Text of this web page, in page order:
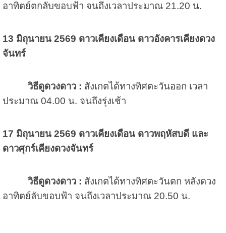
อาทิตย์ตกลับขอบฟ้า จนถึงเวลาประมาณ 21.20 น.
13 มิถุนายน 2569 ดาวเคียงเดือน ดาวอังคารเคียงดวง
จันทร์
วิธีดูดวงดาว : สังเกตได้ทางทิศตะวันออก เวลา
ประมาณ 04.00 น. จนถึงรุ่งเช้า
17 มิถุนายน 2569 ดาวเคียงเดือน ดาวพฤหัสบดี และ
ดาวศุกร์เคียงดวงจันทร์
วิธีดูดวงดาว : สังเกตได้ทางทิศตะวันตก หลังดวง
อาทิตย์ลับขอบฟ้า จนถึงเวลาประมาณ 20.50 น.